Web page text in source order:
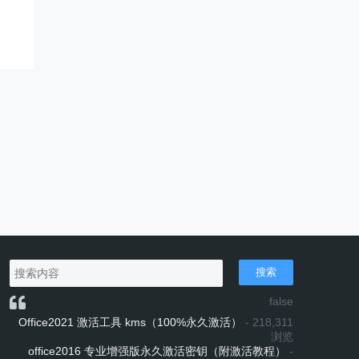
搜索
false
Office2021 激活工具 kms（100%永久激活）
- 218,311
浏览
office2016 专业增强版永久激活密钥（附激活教程）
-